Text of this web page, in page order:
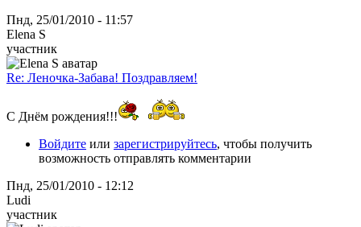
Пнд, 25/01/2010 - 11:57
Elena S
участник
Re: Леночка-Забава! Поздравляем!
С Днём рождения!!!
Войдите или зарегистрируйтесь, чтобы получить
возможность отправлять комментарии
Пнд, 25/01/2010 - 12:12
Ludi
участник